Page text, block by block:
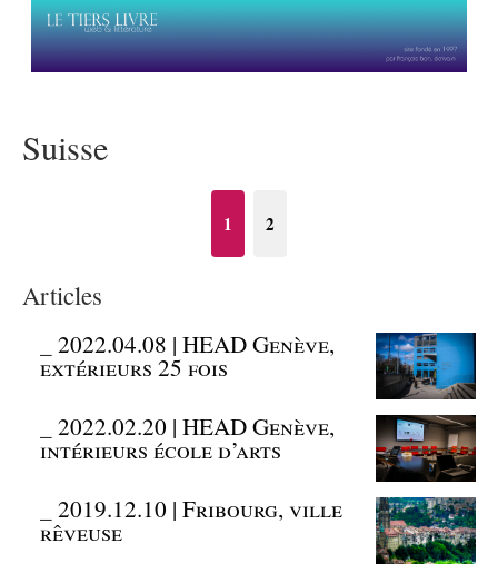
Suisse
1 2
Articles
_2022.04.08 | HEAD Genève,
extérieurs 25 fois
_2022.02.20 | HEAD Genève,
intérieurs école d’arts
_2019.12.10 | Fribourg, ville
rêveuse